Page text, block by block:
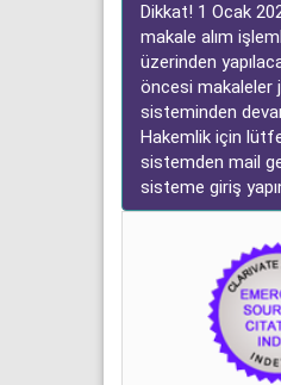
Dikkat! 1 Ocak
makale alım
üzerinden
öncesi makaleler
sisteminden
Hakemlik için
sistemden mail
sisteme giriş